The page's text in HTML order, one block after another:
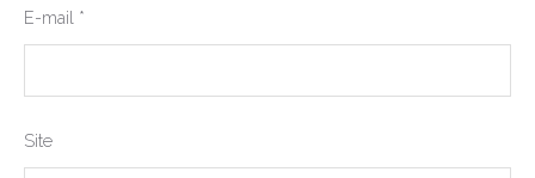
E-mail *
Site